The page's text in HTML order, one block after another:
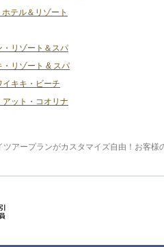
テル＆リゾート
・リゾート＆スパ
リゾート & スパ
キキ・ビーチ
ット・コオリナ
アープランがカスタマイズ自由！お客様